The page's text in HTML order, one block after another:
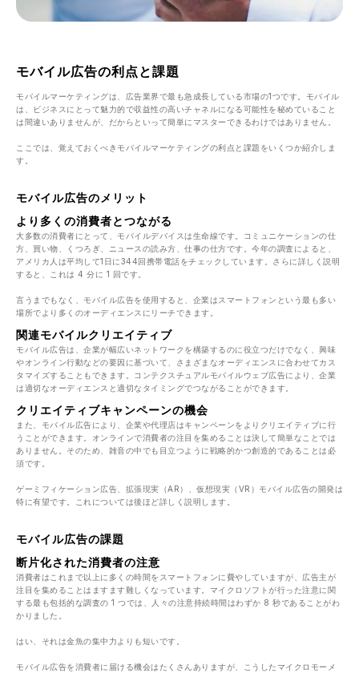
モバイル広告の利点と課題
モバイルマーケティングは、広告業界で最も急成長している市場の1つです。モバイル
は、ビジネスにとって魅力的で収益性の高いチャネルになる可能性を秘めていること
は間違いありませんが、だからといって簡単にマスターできるわけではありません。
ここでは、覚えておくべきモバイルマーケティングの利点と課題をいくつか紹介しま
す。
モバイル広告のメリット
より多くの消費者とつながる
大多数の消費者にとって、モバイルデバイスは生命線です。コミュニケーションの仕
方、買い物、くつろぎ、ニュースの読み方、仕事の仕方です。今年の調査によると、
アメリカ人は平均して1日に344回携帯電話をチェックしています。さらに詳しく説明
すると、これは 4 分に 1 回です。
言うまでもなく、モバイル広告を使用すると、企業はスマートフォンという最も多い
場所でより多くのオーディエンスにリーチできます。
関連モバイルクリエイティブ
モバイル広告は、企業が幅広いネットワークを構築するのに役立つだけでなく、興味
やオンライン行動などの要因に基づいて、さまざまなオーディエンスに合わせてカス
タマイズすることもできます。コンテクスチュアルモバイルウェブ広告により、企業
は適切なオーディエンスと適切なタイミングでつながることができます。
クリエイティブキャンペーンの機会
また、モバイル広告により、企業や代理店はキャンペーンをよりクリエイティブに行
うことができます。オンラインで消費者の注目を集めることは決して簡単なことでは
ありません。そのため、雑音の中でも目立つように戦略的かつ創造的であることは必
須です。
ゲーミフィケーション広告、拡張現実（AR）、仮想現実（VR）モバイル広告の開発は
特に有望です。これについては後ほど詳しく説明します。
モバイル広告の課題
断片化された消費者の注意
消費者はこれまで以上に多くの時間をスマートフォンに費やしていますが、広告主が
注目を集めることはますます難しくなっています。マイクロソフトが行った注意に関
する最も包括的な調査の 1 つでは、人々の注意持続時間はわずか 8 秒であることがわ
かりました。
はい、それは金魚の集中力よりも短いです。
モバイル広告を消費者に届ける機会はたくさんありますが、こうしたマイクロモーメ